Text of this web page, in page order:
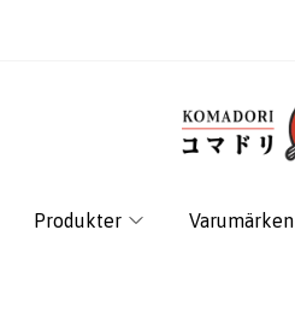
Produkter Varumärken